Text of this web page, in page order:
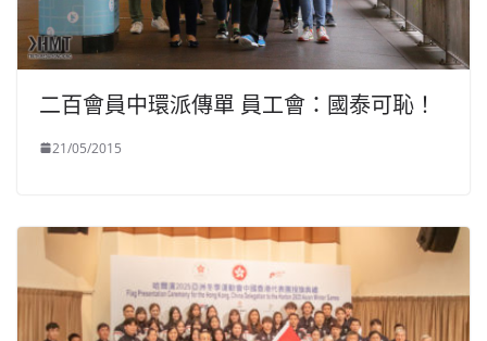
二百會員中環派傳單 員工會：國泰可恥！
21/05/2015